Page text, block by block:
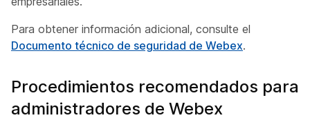
Para obtener información adicional, consulte el
Documento técnico de seguridad de Webex.
Procedimientos recomendados para
administradores de Webex